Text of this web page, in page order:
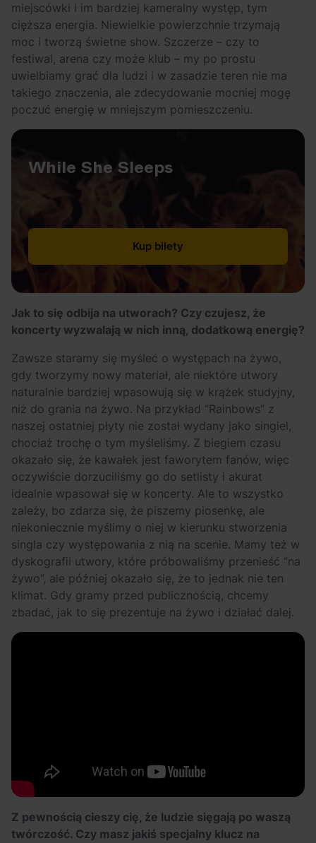
miejscówki i im bardziej kameralny występ, tym
cięższa energia. Niewielkie powierzchnie trzymają
moc i tworzą świetne show. Szczerze – czy to
festiwal, arena czy może klub – my po prostu
uwielbiamy grać dla ludzi i w zasadzie teren nie ma
takiego znaczenia, ale zdecydowanie mocniej mogę
poczuć energię w mniejszym pomieszczeniu.
While She Sleeps
Kup bilety
Jak to się odbija na utworach? Czy czujesz, że
koncerty wyzwalają w nich inną, dodatkową energię?
Zawsze staramy się myśleć o występach na żywo,
gdy tworzymy nowy materiał, ale niektóre utwory
naturalnie bardziej wpasowują się w krążek studyjny,
niż do grania na żywo. Na przykład “Rainbows” z
naszej ostatniej płyty nie został wydany jako singiel,
chociaż trochę o tym myśleliśmy. Z biegiem czasu
okazało się, że kawałek jest faworytem fanów, więc
oczywiście dorzuciliśmy go do setlisty i akurat
idealnie wpasował się w koncerty. Ale to wszystko
zależy, bo zdarza się, że piszemy piosenkę, ale
niekoniecznie myślimy o niej w kierunku stworzenia
singla czy występowania z nią na scenie. Mamy też w
dyskografii utwory, które próbowaliśmy przenieść “na
żywo”, ale później okazało się, że to jednak nie ten
klimat. Gdy gramy przed publicznością, chcemy
zbadać, jak to się prezentuje na żywo i działać dalej.
Z pewnością cieszy cię, że ludzie sięgają po waszą
twórczość. Czy masz jakiś specjalny klucz na